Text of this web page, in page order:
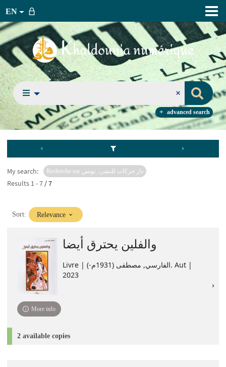
EN
advanced search
My search: Recherche sur دار حركات للنشر،. تونس
Results 1 -7 / 7
Sort: (Immediate
update)
Relevance
والفلين يحترق أيضا
Livre | الفارسي, مصطفى (1931م-). Aut |
2023
More info
2 available copies